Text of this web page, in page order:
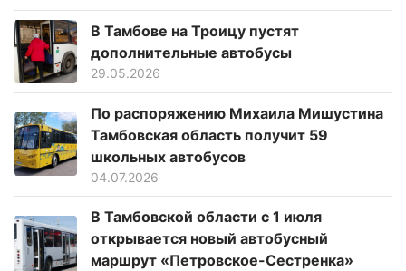
В Тамбове на Троицу пустят
дополнительные автобусы
29.05.2026
По распоряжению Михаила Мишустина
Тамбовская область получит 59
школьных автобусов
04.07.2026
В Тамбовской области с 1 июля
открывается новый автобусный
маршрут «Петровское-Сестренка»